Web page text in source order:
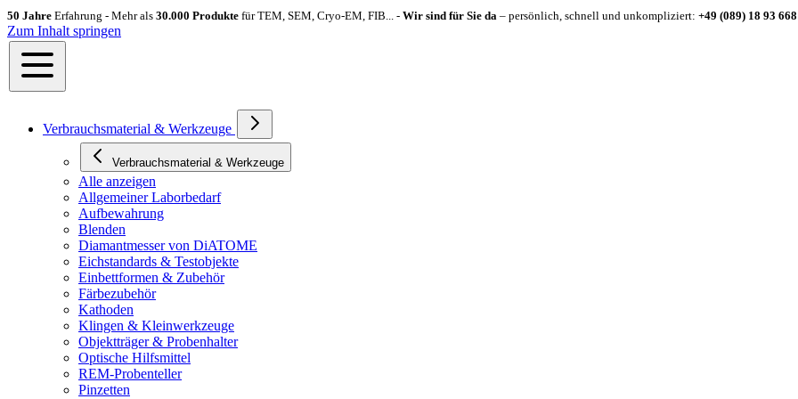
50 Jahre Erfahrung - Mehr als 30.000 Produkte für TEM, SEM, Cryo-EM, FIB... - Wir sind für Sie da – persönlich, schnell und unkompliziert: +49 (089) 18 93
Zum Inhalt springen
Verbrauchsmaterial & Werkzeuge
Verbrauchsmaterial & Werkzeuge
Alle anzeigen
Allgemeiner Laborbedarf
Aufbewahrung
Blenden
Diamantmesser von DiATOME
Eichstandards & Testobjekte
Einbettformen & Zubehör
Färbezubehör
Kathoden
Klingen & Kleinwerkzeuge
Objektträger & Probenhalter
Optische Hilfsmittel
REM-Probenteller
Pinzetten